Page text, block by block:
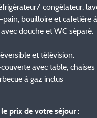
congélateur,
pain, bouilloire et cafetière
douche et WC séparé.
et télévision.
avec table,
à gaz inclus
prix de votre séjour :